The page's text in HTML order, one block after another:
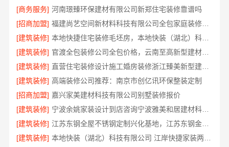
[商务服务] 河南璟臻环保建材有限公司新郑住宅装修靠谱吗
[招商加盟]
福建尚艺空间新材料科技有限公司全包家庭装修口碑优选口碑之选
[建筑装修]
本地快捷住宅装修毛坯房，本地快装（湖北）科技有限公司透明报价
[建筑装修]
官渡全包装修公司全包价格，云南至高新型建材有限公司闭口合同
[建筑装修]
直营住宅装修设计施工婚房装修浙江臻美新型建材有限公司
[建筑装修] 高端装修公司推荐：南京市创亿讯环保整装定制
[招商加盟] 嘉兴家美建材科技有限公司别墅装修报价
[建筑装修]
宁波余姚家装设计到店咨询宁波雅美和居建材科技有限公司
[建筑装修]
江苏东钢全屋不锈钢定制兴化基地，江苏东钢金属科技有限公司
[建筑装修]
本地快装（湖北）科技有限公司 江岸快捷家装两房一厅透明报价省心入住